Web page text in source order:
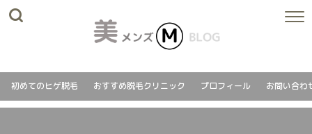
初めてのヒゲ脱毛 おすすめ脱毛クリニック プロフィール お問い合わ